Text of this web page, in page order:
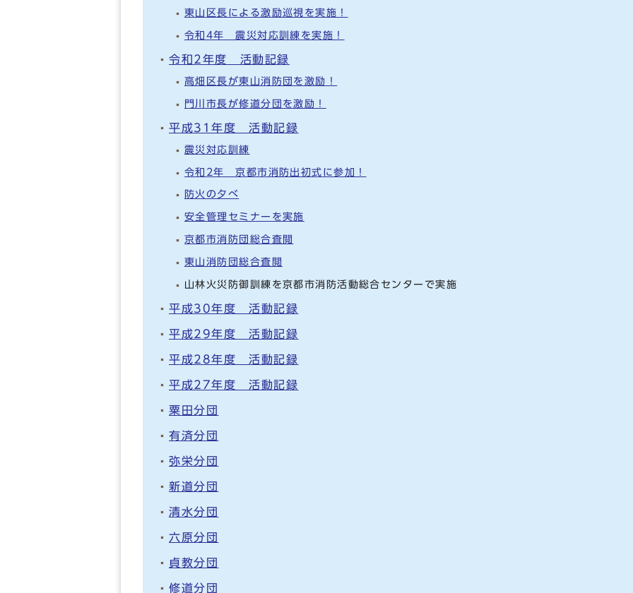
東山区長による激励巡視を実施！
令和4年 震災対応訓練を実施！
令和2年度 活動記録
高畑区長が東山消防団を激励！
門川市長が修道分団を激励！
平成31年度 活動記録
震災対応訓練
令和2年 京都市消防出初式に参加！
防火の夕べ
安全管理セミナーを実施
京都市消防団総合査閲
東山消防団総合査閲
山林火災防御訓練を京都市消防活動総合センターで実施
平成30年度 活動記録
平成29年度 活動記録
平成28年度 活動記録
平成27年度 活動記録
粟田分団
有済分団
弥栄分団
新道分団
清水分団
六原分団
貞教分団
修道分団